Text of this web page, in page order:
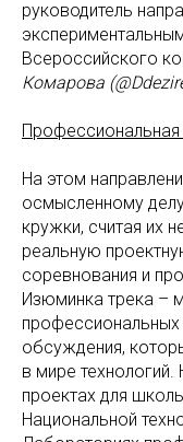
руководитель
Всероссийского
Комарова
Профессиональная
На этом
осмысленному
кружки, считая их
реальную
соревнования и
Изюминка трека –
обсуждения,
в мире
проектах для
Национальной